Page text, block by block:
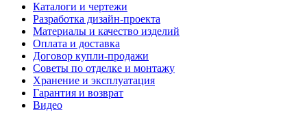
Каталоги и чертежи
Разработка дизайн-проекта
Материалы и качество изделий
Оплата и доставка
Договор купли-продажи
Советы по отделке и монтажу
Хранение и эксплуатация
Гарантия и возврат
Видео